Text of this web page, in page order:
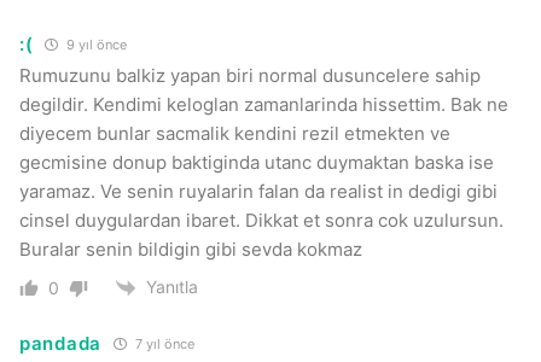
:( 9 yıl önce
Rumuzunu balkiz yapan biri normal dusuncelere sahip
degildir. Kendimi keloglan zamanlarinda hissettim. Bak ne
diyecem bunlar sacmalik kendini rezil etmekten ve
gecmisine donup baktiginda utanc duymaktan baska ise
yaramaz. Ve senin ruyalarin falan da realist in dedigi gibi
cinsel duygulardan ibaret. Dikkat et sonra cok uzulursun.
Buralar senin bildigin gibi sevda kokmaz
0 Yanıtla
pandada 7 yıl önce